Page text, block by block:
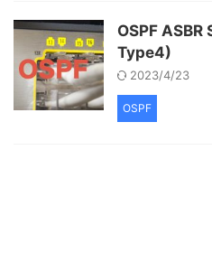
OSPF
Type4)
2023/4/23
OSPF